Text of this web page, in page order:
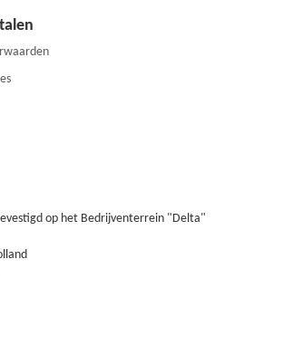
op het Bedrijventerrein "Delta"